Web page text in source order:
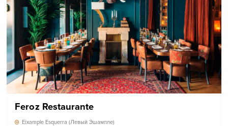
Feroz Restaurante
Eixample Esquerra (Левый Эшампле)